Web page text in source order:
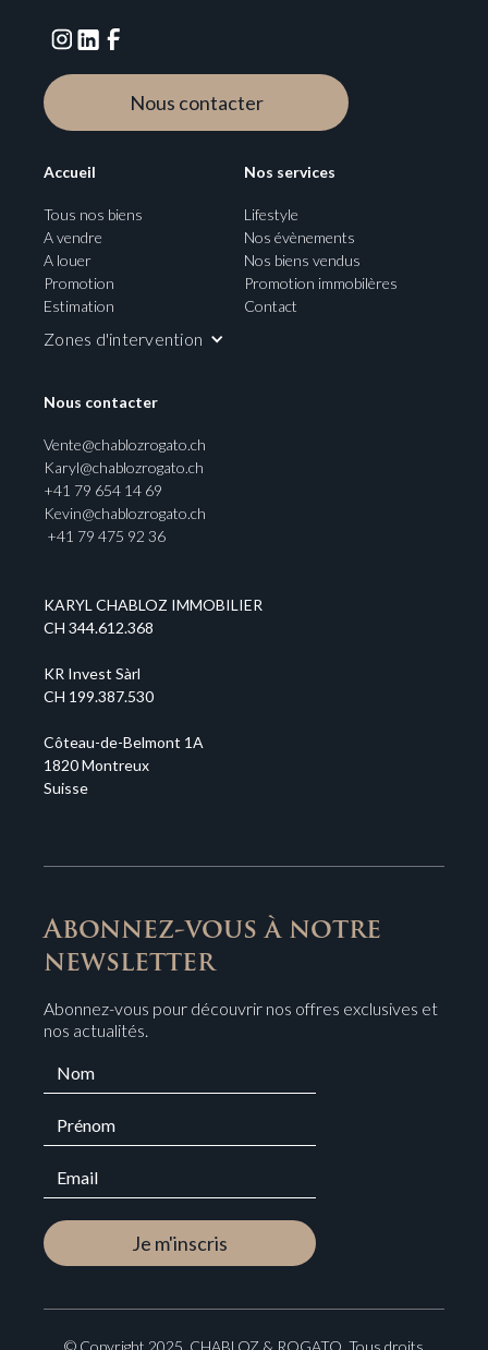
Nous contacter
Accueil
Tous nos biens
A vendre
A louer
Promotion
Estimation
Zones d'intervention
Nos services
Lifestyle
Nos évènements
Nos biens vendus
Promotion immobilères
Contact
Nous contacter
Vente@chablozrogato.ch
Karyl@chablozrogato.ch
+41 79 654 14 69
Kevin@chablozrogato.ch
+41 79 475 92 36
KARYL CHABLOZ IMMOBILIER
CH 344.612.368
KR Invest Sàrl
CH 199.387.530
Côteau-de-Belmont 1A
1820 Montreux
Suisse
Abonnez-vous à notre
newsletter
Abonnez-vous pour découvrir nos offres exclusives et
nos actualités.